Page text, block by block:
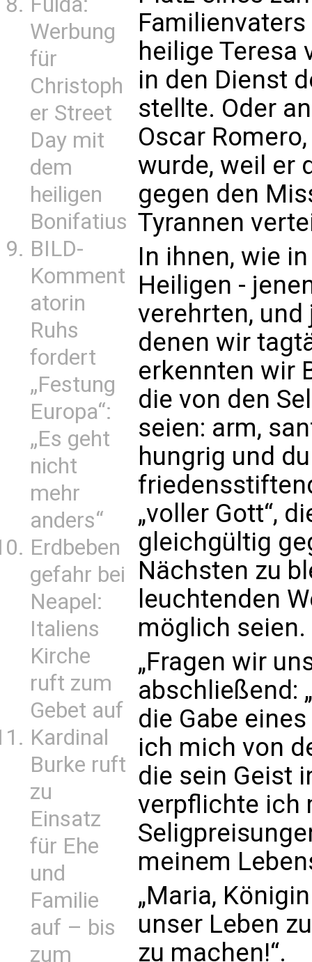
Werbung
für
Christoph
er Street
Day mit
dem
heiligen
Bonifatius
BILD-
Komment
atorin
Ruhs
fordert
„Festung
Europa“:
„Es geht
nicht
mehr
anders“
Erdbeben
gefahr bei
Neapel:
Italiens
Kirche
ruft zum
Gebet auf
Kardinal
Burke ruft
zu
Einsatz
für Ehe
und
Familie
auf – bis
zum
heilige Teresa
in den Dienst
stellte. Oder
Oscar
wurde, weil er
gegen den
Tyrannen
In ihnen, wie
Heiligen -
verehrten, und
denen wir
erkennten wir
die von den
seien: arm,
hungrig und
„voller Gott“,
gleichgültig
Nächsten zu
leuchtenden
möglich seien.
„Fragen wir
abschließend:
die Gabe
ich mich von
die sein Geist
verpflichte ich
meinem
„Maria,
unser Leben
zu machen!“.